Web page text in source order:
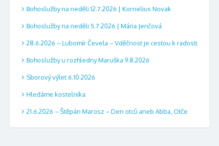
Bohoslužby na neděli 12.7.2026 | Kornelius Novak
Bohoslužby na neděli 5.7.2026 | Mária Jenčová
28.6.2026 – Lubomír Čevela – Vděčnost je cestou k radosti
Bohoslužby u rozhledny Maruška 9.8.2026
Sborový výlet 6.10.2026
Hledáme kostelníka
21.6.2026 – Štěpán Marosz – Den otců aneb Abba, Otče